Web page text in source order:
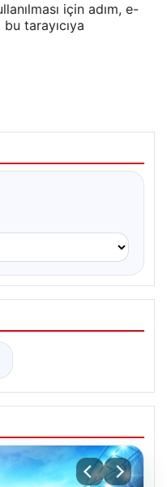
için adım, e-
tarayıcıya